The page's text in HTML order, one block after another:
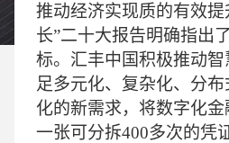
推动经济实现质的有效
长”二十大报告明确指出
标。汇丰中国积极推动
足多元化、复杂化、分
化的新需求，将数字化
一张可分拆400多次的凭